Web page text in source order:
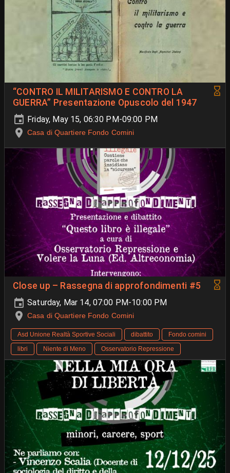
“CONTRO IL MILITARISMO E CONTRO LA
GUERRA” Presentazione Opuscolo del 1947
Friday, May 15, 06:30 PM-09:00 PM
Casa di Quartiere Fondo Comini
Close up – Rassegna di approfondimenti #5
Saturday, Mar 14, 07:00 PM-10:00 PM
Casa di Quartiere Fondo Comini
Asd Unione Realtà Sportive Sociali dibattito
Fondo comini
libri
Niente di Meno Osservatorio Repressione